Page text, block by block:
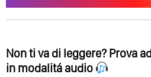
Non ti va di leggere? Prova
in modalitá audio